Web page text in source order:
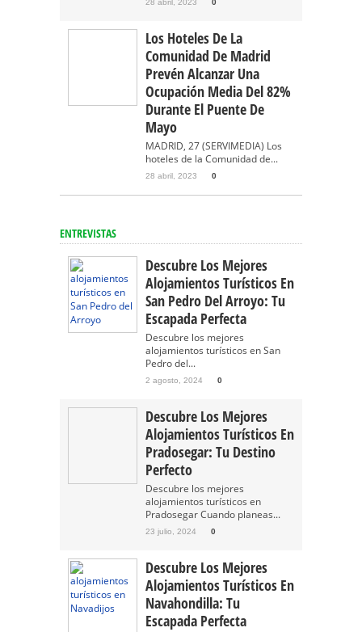
28 abril, 2023 0
Los Hoteles De La
Comunidad De Madrid
Prevén Alcanzar Una
Ocupación Media Del 82%
Durante El Puente De
Mayo
MADRID, 27 (SERVIMEDIA) Los
hoteles de la Comunidad de...
28 abril, 2023 0
ENTREVISTAS
Descubre Los Mejores
Alojamientos Turísticos En
San Pedro Del Arroyo: Tu
Escapada Perfecta
Descubre los mejores
alojamientos turísticos en San
Pedro del...
2 agosto, 2024 0
Descubre Los Mejores
Alojamientos Turísticos En
Pradosegar: Tu Destino
Perfecto
Descubre los mejores
alojamientos turísticos en
Pradosegar Cuando planeas...
23 julio, 2024 0
Descubre Los Mejores
Alojamientos Turísticos En
Navahondilla: Tu
Escapada Perfecta